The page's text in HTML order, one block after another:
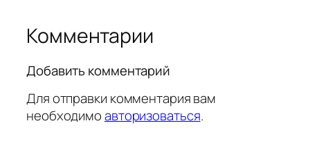
Комментарии
Добавить комментарий
Для отправки комментария вам
необходимоавторизоваться.